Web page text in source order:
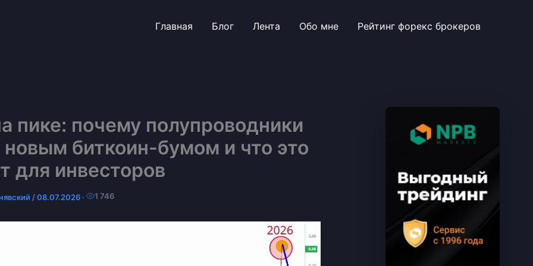
Главная Блог Лента Обо мне Рейтинг форекс брокеров
пике: почему полупроводники
новым биткоин-бумом и что это
для инвесторов
/08.07.2026 · 1 746